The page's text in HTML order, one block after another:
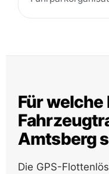
Für
Amtsberg
Die GPS-